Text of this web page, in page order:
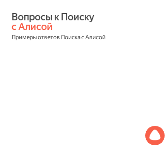
с Алисой
Примеры ответов Поиска с Алисой